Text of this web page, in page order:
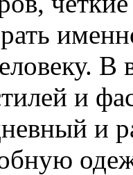
В
и
и